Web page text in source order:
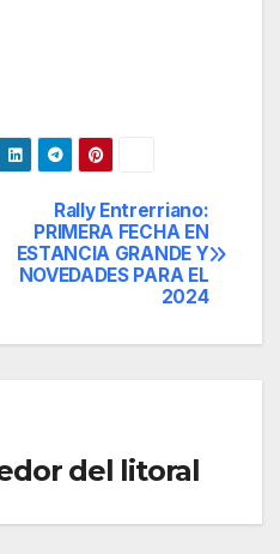
Rally Entrerriano:
PRIMERA FECHA EN
ESTANCIA GRANDE Y
NOVEDADES PARA EL
2024
del litoral